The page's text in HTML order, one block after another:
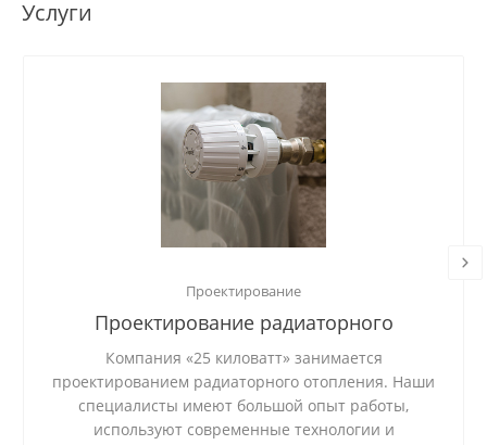
Услуги
Проектирование
Проектирование радиаторного
отопления
Компания «25 киловатт» занимается
проектированием радиаторного отопления. Наши
специалисты имеют большой опыт работы,
используют современные технологии и